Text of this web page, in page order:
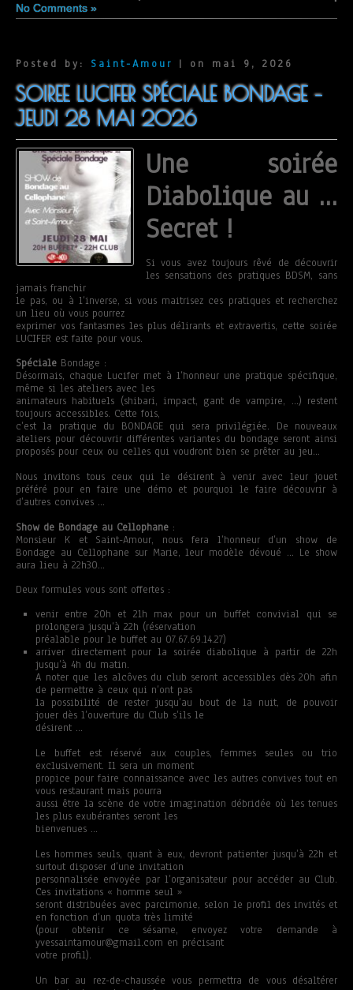
No Comments »
Posted by: Saint-Amour | on mai 9, 2026
SOIREE LUCIFER SPÉCIALE BONDAGE –
JEUDI 28 MAI 2026
Une soirée
Diabolique au …
Secret !
Si vous avez toujours rêvé de découvrir
les sensations des pratiques BDSM, sans
jamais franchir
le pas, ou à l’inverse, si vous maitrisez ces pratiques et recherchez
un lieu où vous pourrez
exprimer vos fantasmes les plus délirants et extravertis, cette soirée
LUCIFER est faite pour vous.
Spéciale Bondage :
Désormais, chaque Lucifer met à l’honneur une pratique spécifique,
même si les ateliers avec les
animateurs habituels (shibari, impact, gant de vampire, …) restent
toujours accessibles. Cette fois,
c’est la pratique du BONDAGE qui sera privilégiée. De nouveaux
ateliers pour découvrir différentes variantes du bondage seront ainsi
proposés pour ceux ou celles qui voudront bien se prêter au jeu…
Nous invitons tous ceux qui le désirent à venir avec leur jouet
préféré pour en faire une démo et pourquoi le faire découvrir à
d’autres convives …
Show de Bondage au Cellophane :
Monsieur K et Saint-Amour, nous fera l’honneur d’un show de
Bondage au Cellophane sur Marie, leur modèle dévoué … Le show
aura lieu à 22h30…
Deux formules vous sont offertes :
venir entre 20h et 21h max pour un buffet convivial qui se
prolongera jusqu’à 22h (réservation
préalable pour le buffet au 07.67.69.14.27)
arriver directement pour la soirée diabolique à partir de 22h
jusqu’à 4h du matin.
A noter que les alcôves du club seront accessibles dès 20h afin
de permettre à ceux qui n’ont pas
la possibilité de rester jusqu’au bout de la nuit, de pouvoir
jouer dès l’ouverture du Club s’ils le
désirent …
Le buffet est réservé aux couples, femmes seules ou trio
exclusivement. Il sera un moment
propice pour faire connaissance avec les autres convives tout en
vous restaurant mais pourra
aussi être la scène de votre imagination débridée où les tenues
les plus exubérantes seront les
bienvenues …
Les hommes seuls, quant à eux, devront patienter jusqu’à 22h et
surtout disposer d’une invitation
personnalisée envoyée par l’organisateur pour accéder au Club.
Ces invitations « homme seul »
seront distribuées avec parcimonie, selon le profil des invités et
en fonction d’un quota très limité
(pour obtenir ce sésame, envoyez votre demande à
yvessaintamour@gmail.com en précisant
votre profil).
Un bar au rez-de-chaussée vous permettra de vous désaltérer